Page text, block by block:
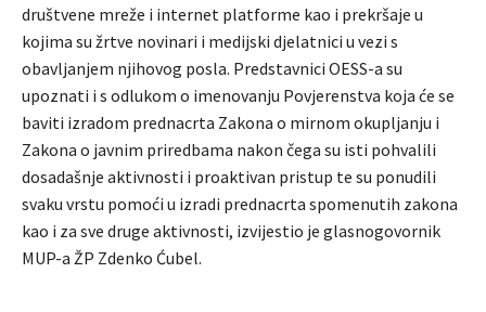
društvene mreže i internet platforme kao i prekršaje u
kojima su žrtve novinari i medijski djelatnici u vezi s
obavljanjem njihovog posla. Predstavnici OESS-a su
upoznati i s odlukom o imenovanju Povjerenstva koja će se
baviti izradom prednacrta Zakona o mirnom okupljanju i
Zakona o javnim priredbama nakon čega su isti pohvalili
dosadašnje aktivnosti i proaktivan pristup te su ponudili
svaku vrstu pomoći u izradi prednacrta spomenutih zakona
kao i za sve druge aktivnosti, izvijestio je glasnogovornik
MUP-a ŽP Zdenko Ćubel.